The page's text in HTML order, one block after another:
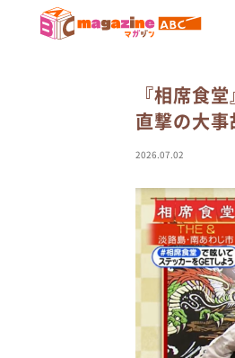
新着 イン
『相席食
直撃の大事
2026.07.02